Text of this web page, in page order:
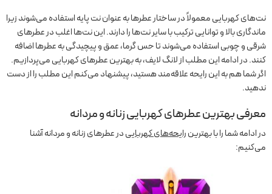
نت‌های کهربایی معمولاً در ساختار عطرها به عنوان نت پایه استفاده می‌شوند زیرا
ماندگاری بالا و توانایی ترکیب با سایر نت‌ها را دارند. این نت‌ها اغلب در عطرهای
شرقی و چوبی استفاده می‌شوند تا حس گرما، عمق و پیچیدگی به عطرها اضافه
کنند. در ادامه این مطلب از لانگ لایف، به بهترین عطرهای کهربایی می‌پردازیم.
اگر شما هم به این رایحه علاقه‌مند هستید، پیشنهاد می‌کنم این مطلب را از دست
ندهید.
معرفی بهترین عطرهای کهربایی زنانه و مردانه
در ادامه شما را با بهترینرایحه‌های کهرباییدر عطرهای زنانه و مردانه آشنا
می‌کنیم: